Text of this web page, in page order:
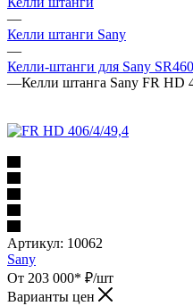
—
Келли штанги Sany
—
Келли-штанги для Sany SR460
—Келли штанга Sany FR HD
Артикул: 10062
Sany
От 203 000* ₽/шт
Варианты цен